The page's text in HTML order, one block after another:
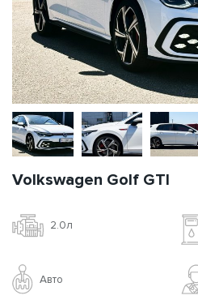
Volkswagen Golf GTI
2.0л
Авто